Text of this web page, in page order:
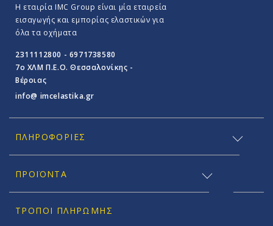
Η εταιρία IMC Group είναι μία εταιρεία
εισαγωγής και εμπορίας ελαστικών για
όλα τα οχήματα
2311112800 - 6971738580
7o ΧΛΜ Π.E.O. Θεσσαλονίκης -
Βέροιας
info@ imcelastika.gr
ΠΛΗΡΟΦΟΡΊΕΣ
ΠΡΟΪΟΝΤΑ
ΤΡΌΠΟΙ ΠΛΗΡΩΜΉΣ